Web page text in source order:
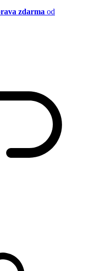
zdarma od